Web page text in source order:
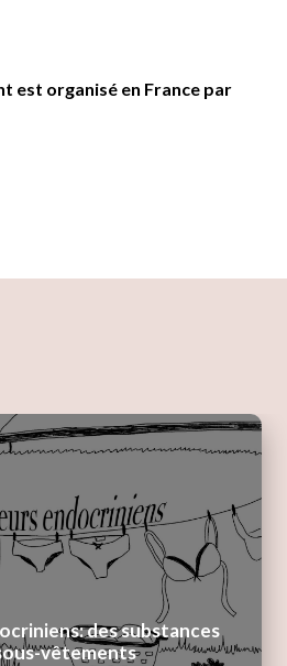
est organisé en France par
des substances
vêtements